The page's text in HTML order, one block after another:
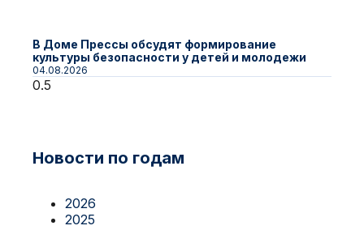
В Доме Прессы обсудят формирование
культуры безопасности у детей и молодежи
04.08.2026
Новости по годам
2026
2025